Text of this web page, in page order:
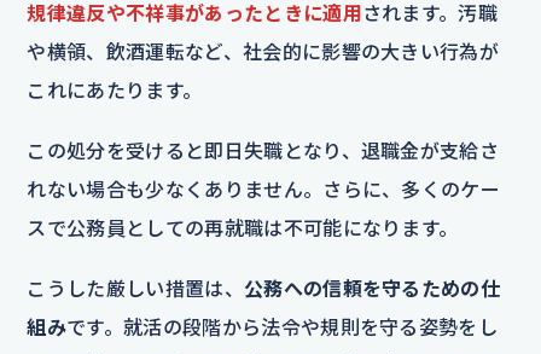
規律違反や不祥事があったときに適用 されます。汚職
や横領、飲酒運転など、社会的に影響の大きい行為が
これにあたります。
この処分を受けると即日失職となり、退職金が支給さ
れない場合も少なくありません。さらに、多くのケー
スで公務員としての再就職は不可能になります。
こうした厳しい措置は、 公務への信頼を守るための仕
組みです。就活の段階から法令や規則を守る姿勢をし